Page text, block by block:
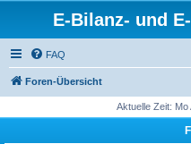
E-Bilanz- und
FAQ
Foren-Übersicht
Aktuelle Zeit: